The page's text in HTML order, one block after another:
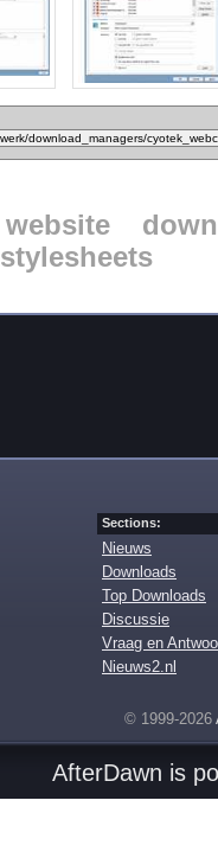
website
stylesheets
Sections:
Nieuws
Downloads
Top Downloads
Discussie
Vraag en
Nieuws2.nl
© 1999-2026
AfterDawn is